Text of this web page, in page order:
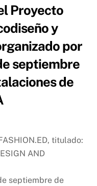
Proyecto
y
por
septiembre
de
titulado:
AND
septiembre de